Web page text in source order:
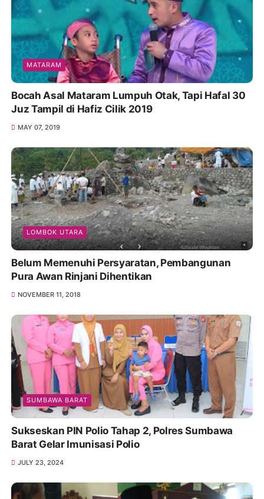
MATARAM
Bocah Asal Mataram Lumpuh Otak, Tapi Hafal 30
Juz Tampil di Hafiz Cilik 2019
MAY 07, 2019
LOMBOK UTARA
Belum Memenuhi Persyaratan, Pembangunan
Pura Awan Rinjani Dihentikan
NOVEMBER 11, 2018
SUMBAWA BARAT
Sukseskan PIN Polio Tahap 2, Polres Sumbawa
Barat Gelar Imunisasi Polio
JULY 23, 2024